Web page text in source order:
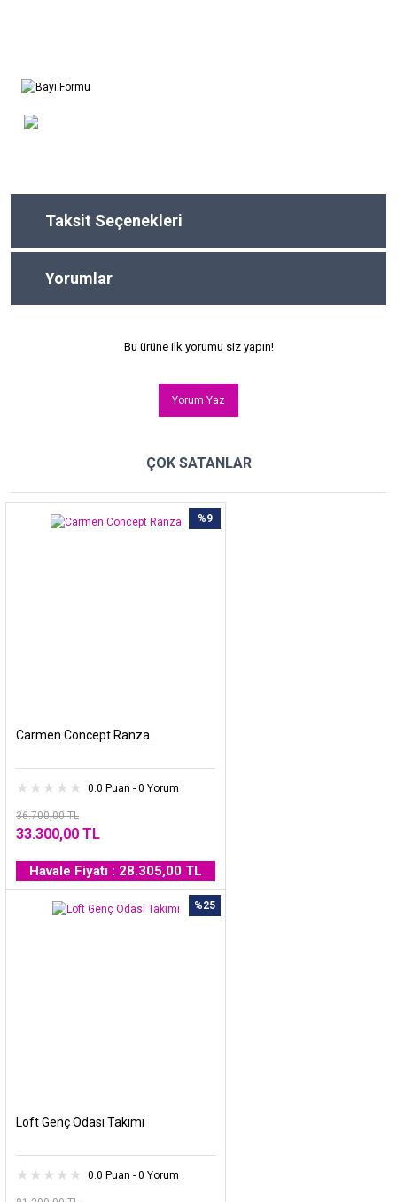
Taksit Seçenekleri
Yorumlar
Bu ürüne ilk yorumu siz yapın!
Yorum Yaz
ÇOK SATANLAR
%9
Carmen Concept Ranza
0.0 Puan - 0 Yorum
36.700,00 TL
33.300,00 TL
Havale Fiyatı : 28.305,00 TL
%25
Loft Genç Odası Takımı
0.0 Puan - 0 Yorum